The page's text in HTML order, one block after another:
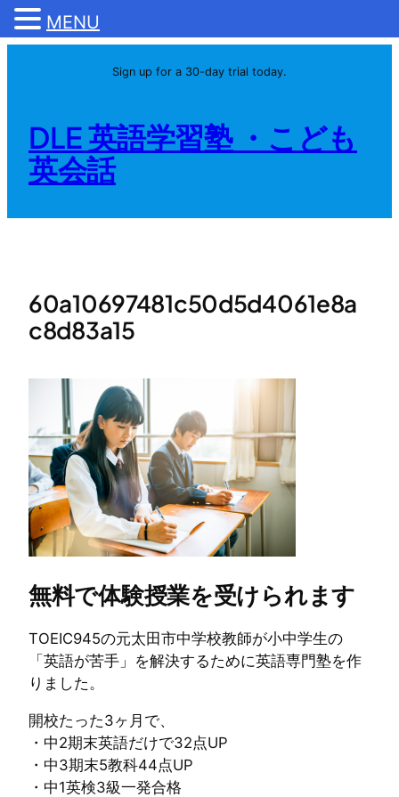
Sign up for a 30-day trial today.
DLE 英語学習塾 ・こども
英会話
60a10697481c50d5d4061e8a
c8d83a15
無料で体験授業を受けられます
TOEIC945の元太田市中学校教師が小中学生の
「英語が苦手」を解決するために英語専門塾を作
りました。
開校たった3ヶ月で、
・中2期末英語だけで32点UP
・中3期末5教科44点UP
・中1英検3級一発合格
MENU